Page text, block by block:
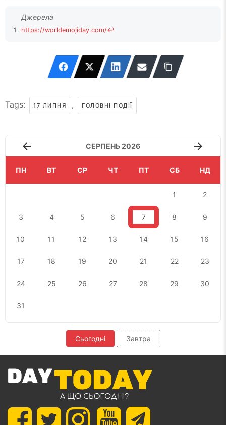
https://worldemojiday.com/↩
Tags: 17 ЛИПНЯ , ГОЛОВНІ ПОДІЇ
СЕРПЕНЬ 2026
ПН ВТ СР ЧТ ПТ СБ НД
1 2
3 4 5 6 7 8 9
10 11 12 13 14 15 16
17 18 19 20 21 22 23
24 25 26 27 28 29 30
31
Сьогодні Завтра